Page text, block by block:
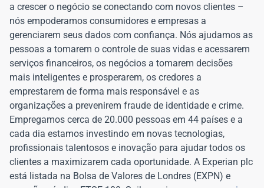
a crescer o negócio se conectando com novos clientes –
nós empoderamos consumidores e empresas a
gerenciarem seus dados com confiança. Nós ajudamos as
pessoas a tomarem o controle de suas vidas e acessarem
serviços financeiros, os negócios a tomarem decisões
mais inteligentes e prosperarem, os credores a
emprestarem de forma mais responsável e as
organizações a prevenirem fraude de identidade e crime.
Empregamos cerca de 20.000 pessoas em 44 países e a
cada dia estamos investindo em novas tecnologias,
profissionais talentosos e inovação para ajudar todos os
clientes a maximizarem cada oportunidade. A Experian plc
está listada na Bolsa de Valores de Londres (EXPN) e